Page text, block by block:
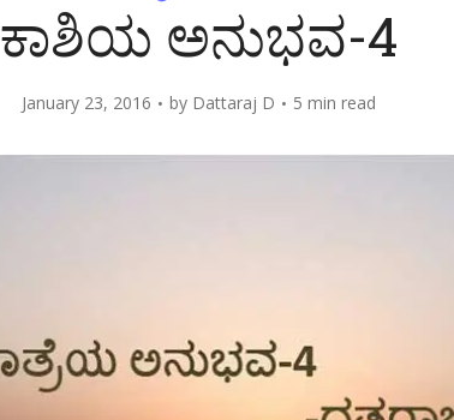
ಕಾಶಿಯ ಅನುಭವ-4
January 23, 2016 by Dattaraj D 5 min read